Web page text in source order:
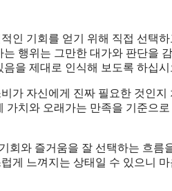
인 기회를 얻기 위해 직접 선택
행위는 그만한 대가와 판단을
을 제대로 인식해 보도록 하십시
가 자신에게 진짜 필요한 것인
치와 오래가는 만족을 기준으
회와 즐거움을 잘 선택하는 흐름
게 느껴지는 상태일 수 있으니